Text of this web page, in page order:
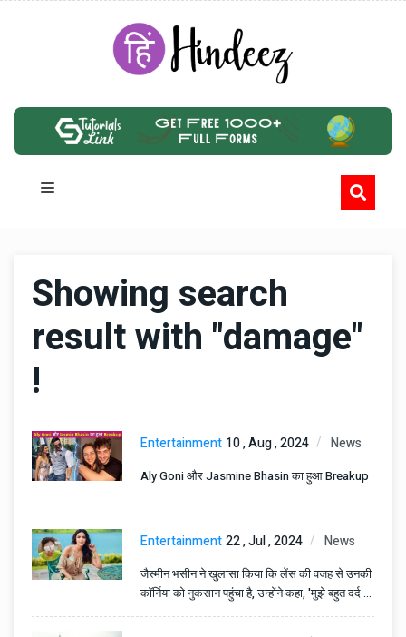
Showing search
result with "damage"
!
Entertainment 10 , Aug , 2024 News
Aly Goni और Jasmine Bhasin का हुआ Breakup
Entertainment22 , Jul , 2024 News
जैस्मीन भसीन ने खुलासा किया कि लेंस की वजह से उनकी
कॉर्निया को नुकसान पहुंचा है, उन्होंने कहा, 'मुझे बहुत दर्द हो
रहा है।'